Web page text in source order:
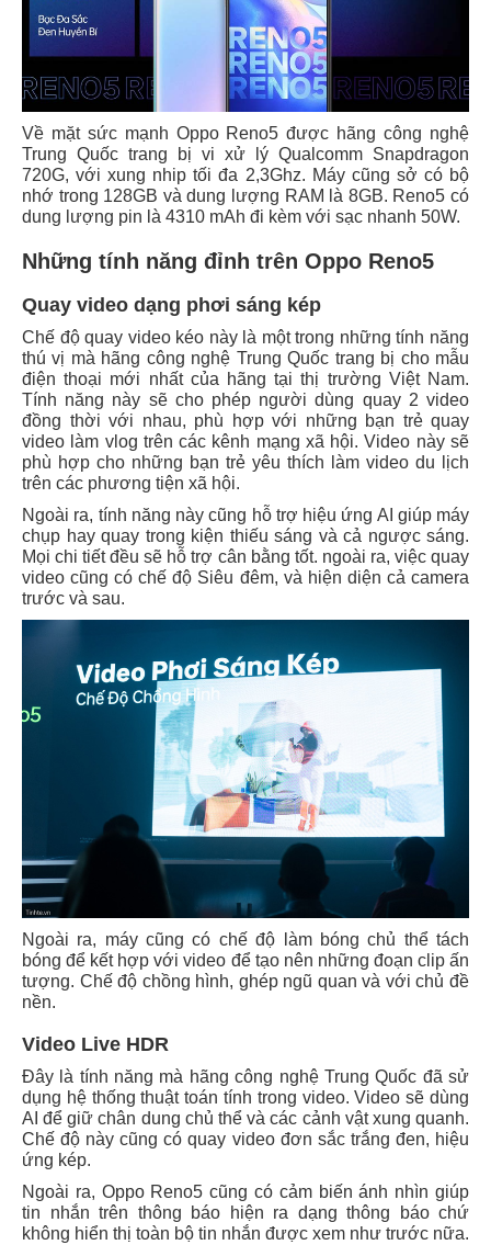
Về mặt sức mạnh Oppo Reno5 được hãng công nghệ
Trung Quốc trang bị vi xử lý Qualcomm Snapdragon
720G, với xung nhip tối đa 2,3Ghz. Máy cũng sở có bộ
nhớ trong 128GB và dung lượng RAM là 8GB. Reno5 có
dung lượng pin là 4310 mAh đi kèm với sạc nhanh 50W.
Những tính năng đỉnh trên Oppo Reno5
Quay video dạng phơi sáng kép
Chế độ quay video kéo này là một trong những tính năng
thú vị mà hãng công nghệ Trung Quốc trang bị cho mẫu
điện thoại mới nhất của hãng tại thị trường Việt Nam.
Tính năng này sẽ cho phép người dùng quay 2 video
đồng thời với nhau, phù hợp với những bạn trẻ quay
video làm vlog trên các kênh mạng xã hội. Video này sẽ
phù hợp cho những bạn trẻ yêu thích làm video du lịch
trên các phương tiện xã hội.
Ngoài ra, tính năng này cũng hỗ trợ hiệu ứng AI giúp máy
chụp hay quay trong kiện thiếu sáng và cả ngược sáng.
Mọi chi tiết đều sẽ hỗ trợ cân bằng tốt. ngoài ra, việc quay
video cũng có chế độ Siêu đêm, và hiện diện cả camera
trước và sau.
Ngoài ra, máy cũng có chế độ làm bóng chủ thể tách
bóng để kết hợp với video để tạo nên những đoạn clip ấn
tượng. Chế độ chồng hình, ghép ngũ quan và với chủ đề
nền.
Video Live HDR
Đây là tính năng mà hãng công nghệ Trung Quốc đã sử
dụng hệ thống thuật toán tính trong video. Video sẽ dùng
AI để giữ chân dung chủ thể và các cảnh vật xung quanh.
Chế độ này cũng có quay video đơn sắc trắng đen, hiệu
ứng kép.
Ngoài ra, Oppo Reno5 cũng có cảm biến ánh nhìn giúp
tin nhắn trên thông báo hiện ra dạng thông báo chứ
không hiển thị toàn bộ tin nhắn được xem như trước nữa.